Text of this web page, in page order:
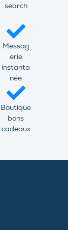
search
Messag
erie
instanta
née
Boutique
bons
cadeaux